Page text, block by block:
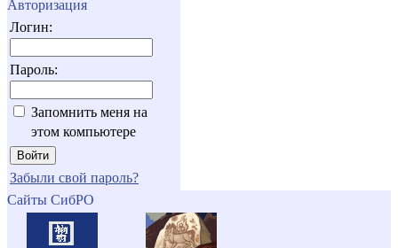
Авторизация
Логин:
Пароль:
Запомнить меня на
этом компьютере
Забыли свой пароль?
Сайты СибРО